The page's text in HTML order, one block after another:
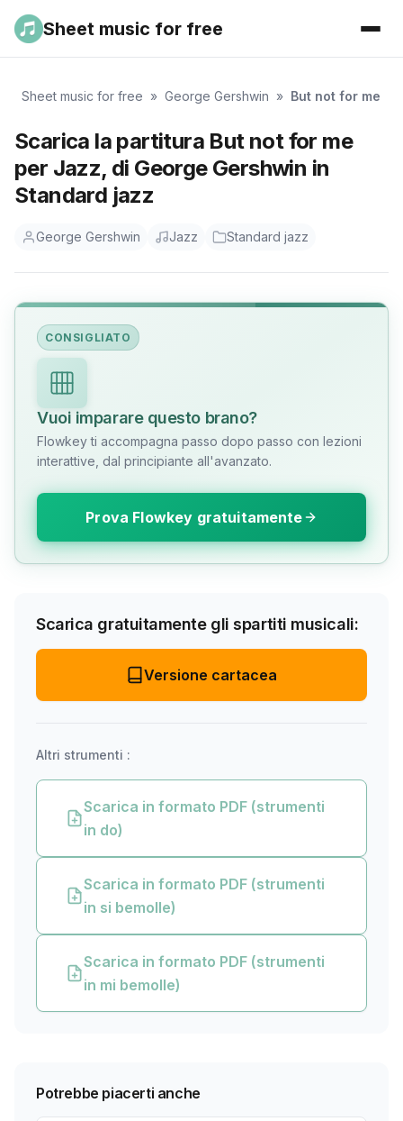
Sheet music for free
Sheet music for free » George Gershwin » But not for me
Scarica la partitura But not for me
per Jazz, di George Gershwin in
Standard jazz
George Gershwin Jazz Standard jazz
CONSIGLIATO
Vuoi imparare questo brano?
Flowkey ti accompagna passo dopo passo con lezioni
interattive, dal principiante all'avanzato.
Prova Flowkey gratuitamente
Scarica gratuitamente gli spartiti musicali:
Versione cartacea
Altri strumenti :
Scarica in formato PDF (strumenti
in do)
Scarica in formato PDF (strumenti
in si bemolle)
Scarica in formato PDF (strumenti
in mi bemolle)
Potrebbe piacerti anche